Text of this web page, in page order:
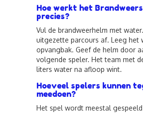
Hoe werkt het
precies?
Vul de brandweerhelm met
uitgezette parcours af. Leeg het
opvangbak. Geef de helm door
volgende speler. Het team met
liters water na afloop wint.
Hoeveel spelers kunnen
meedoen?
Het spel wordt meestal